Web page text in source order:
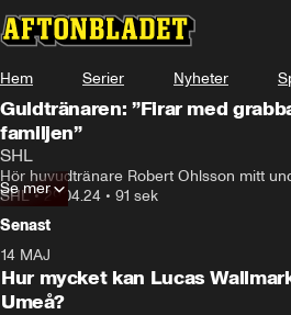
Hem Serier Nyheter
Guldtränaren: ”Firar med
familjen”
SHL
Hör huvudtränare Robert Ohlsson mitt
SHL•29.04.24 • 91 sek
Se mer
Senast
Plus
14 MAJ
Hur mycket kan Lucas
Umeå?